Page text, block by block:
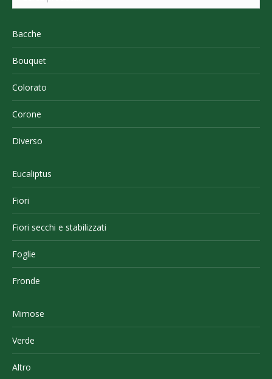
Bacche
Bouquet
Colorato
Corone
Diverso
Eucaliptus
Fiori
Fiori secchi e stabilizzati
Foglie
Fronde
Mimose
Verde
Altro